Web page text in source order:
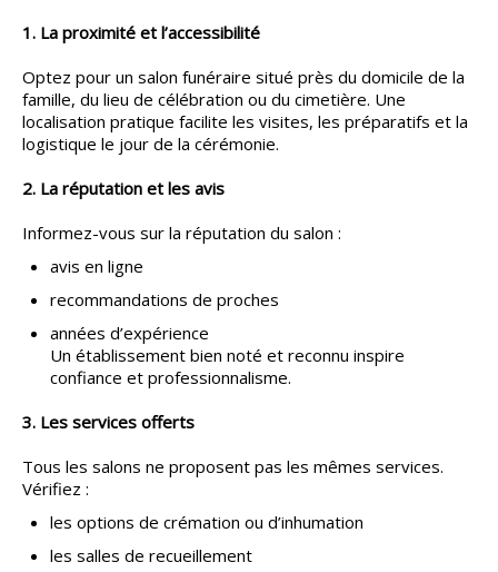
AUTRES VILLES
CONSEILS
PARTENAIRES▼
1. La proximité et l’accessibilité
Optez pour un salon funéraire situé près du domicile de la
famille, du lieu de célébration ou du cimetière. Une
localisation pratique facilite les visites, les préparatifs et la
logistique le jour de la cérémonie.
2. La réputation et les avis
Informez-vous sur la réputation du salon :
avis en ligne
recommandations de proches
années d’expérience
Un établissement bien noté et reconnu inspire
confiance et professionnalisme.
3. Les services offerts
Tous les salons ne proposent pas les mêmes services.
Vérifiez :
les options de crémation ou d’inhumation
les salles de recueillement